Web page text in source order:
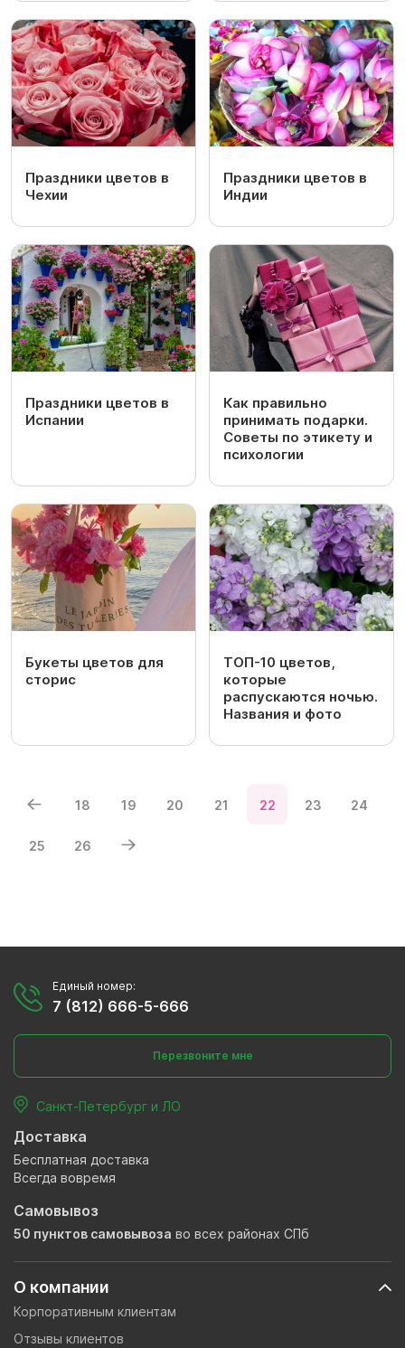
Праздники цветов в
Чехии
Праздники цветов в
Индии
Праздники цветов в
Испании
Как правильно
принимать подарки.
Советы по этикету и
психологии
Букеты цветов для
сторис
ТОП-10 цветов,
которые
распускаются ночью.
Названия и фото
18 19 20 21 22 23 24
25 26
О компании
Корпоративным клиентам
Отзывы клиентов
Единый номер:
7 (812) 666-5-666
Перезвоните мне
Санкт-Петербург и ЛО
Доставка
Бесплатная доставка
Всегда вовремя
Самовывоз
50 пунктов самовывоза во всех районах СПб